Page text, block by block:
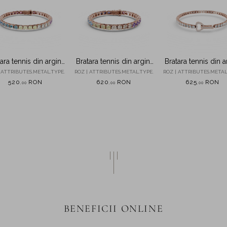
tennis din argint
roz cu zirconii
520 00 RON
Bratara tennis din argint
roz cu zirconii
ROZ | ATTRIBUTES.METAL.TYPE.
620 ,00 RON
Bratara tennis din
roz cu zirconii
ROZ |
625 ,00 RON
BENEFICII ONLINE